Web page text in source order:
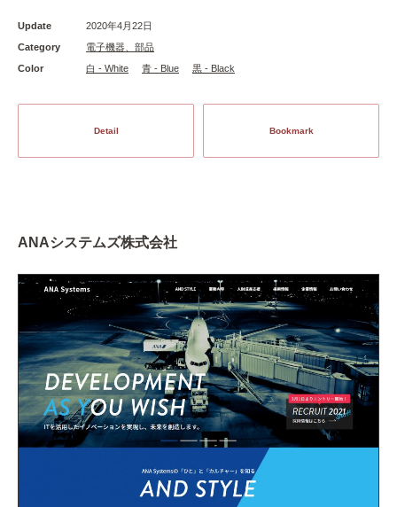
Update
2020年4月22日
Category
電子機器、部品
Color
白 - White 青 - Blue 黒 - Black
Detail Bookmark
ANAシステムズ株式会社